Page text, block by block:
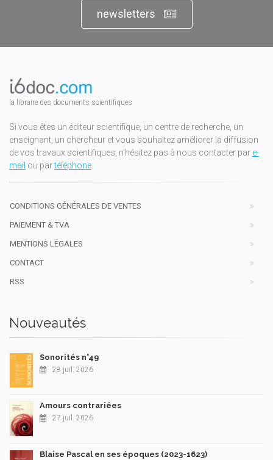
newsletters
la libraire des documents scientifiques
Si vous êtes un éditeur scientifique, un centre de recherche, un
enseignant, un chercheur et vous souhaitez améliorer la diffusion
de vos travaux scientifiques, n'hésitez pas à nous contacter par e-
mail ou partéléphone.
CONDITIONS GÉNÉRALES DE VENTES
PAIEMENT & TVA
MENTIONS LÉGALES
CONTACT
RSS
Nouveautés
Sonorités n°49
28 juil. 2026
Amours contrariées
27 juil. 2026
Blaise Pascal en ses époques (2023-1623)